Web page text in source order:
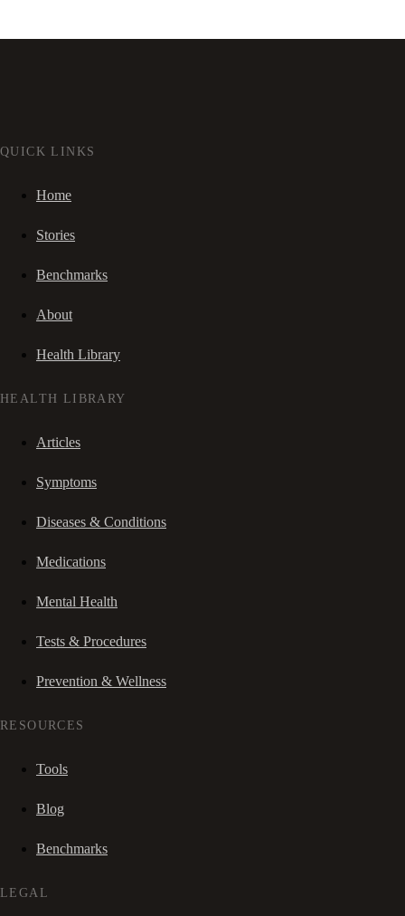
QUICK LINKS
Home
Stories
Benchmarks
About
Health Library
HEALTH LIBRARY
Articles
Symptoms
Diseases & Conditions
Medications
Mental Health
Tests & Procedures
Prevention & Wellness
RESOURCES
Tools
Blog
Benchmarks
LEGAL